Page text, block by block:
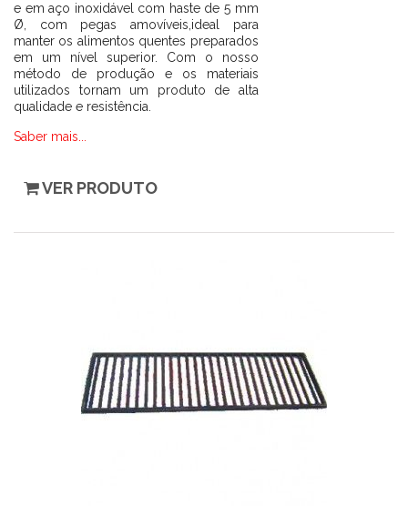
e em aço inoxidável com haste de 5 mm
Ø, com pegas amovíveis,ideal para
manter os alimentos quentes preparados
em um nível superior. Com o nosso
método de produção e os materiais
utilizados tornam um produto de alta
qualidade e resistência.
Saber mais...
VER PRODUTO